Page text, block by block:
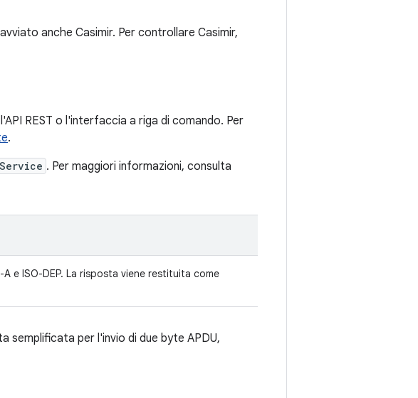
anche Casimir. Per controllare Casimir,
REST o l'interfaccia a riga di comando. Per
.
. Per maggiori informazioni, consulta
e ISO-DEP. La risposta viene restituita come
semplificata per l'invio di due byte APDU,